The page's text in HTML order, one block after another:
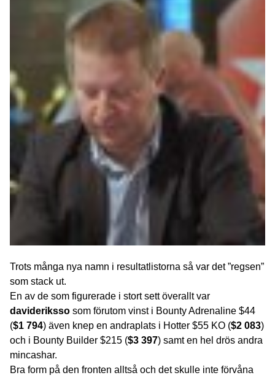
Trots många nya namn i resultatlistorna så var det ”regsen”
som stack ut.
En av de som figurerade i stort sett överallt var
davideriksso som förutom vinst i Bounty Adrenaline $44
($1 794) även knep en andraplats i Hotter $55 KO ($2 083)
och i Bounty Builder $215 ($3 397) samt en hel drös andra
mincashar.
Bra form på den fronten alltså och det skulle inte förvåna